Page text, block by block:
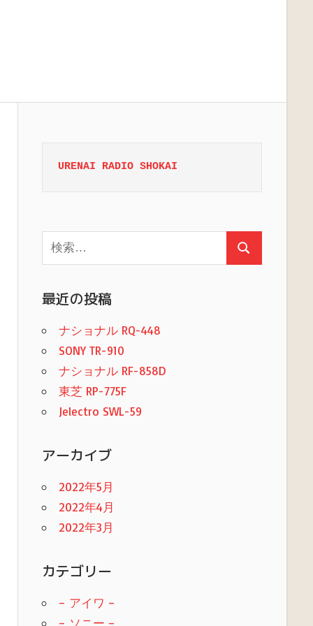
URENAI RADIO SHOKAI
検
索:
検
最近の投稿
ナショナル RQ-448
SONY TR-910
ナショナル RF-858D
東芝 RP-775F
Jelectro SWL-59
アーカイブ
2022年5月
2022年4月
2022年3月
カテゴリー
– アイワ –
– ソニー –